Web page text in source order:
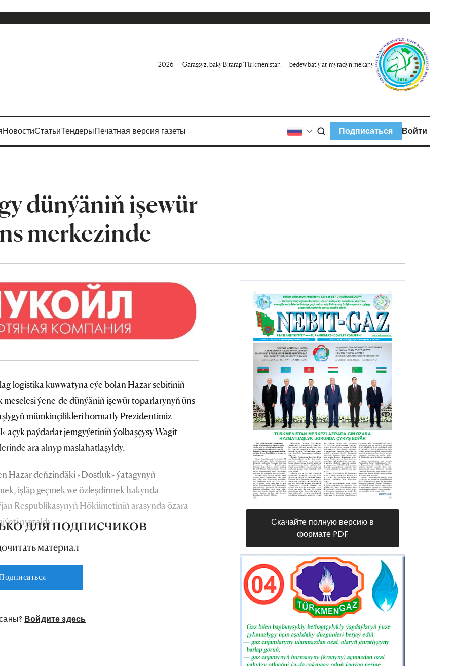
2026 — Garaşsyz, baky Bitarap Türkmenistan — bedew batly at-myradyň mekany
НовостиСтатьиТендерыПечатная версия газеты Подписаться Войти
dünýäniň işewür
merkezinde
logistika kuwwatyna eýe bolan Hazar sebitiniň
ýene-de dünýäniň işewür toparlarynyň üns
mümkinçilikleri hormatly Prezidentimiz
açyk paýdarlar jemgyýetiniň ýolbaşçysy Wagit
ara alnyp maslahatlaşyldy.
Hazar deňzindäki «Dostluk» ýatagynyň
işläp geçmek we özleşdirmek hakynda
Respublikasynyň Hökümetiniň arasynda özara
nygtaldy.
для подписчиков
материал
Войдите здесь
Скачайте полную версию в
формате PDF